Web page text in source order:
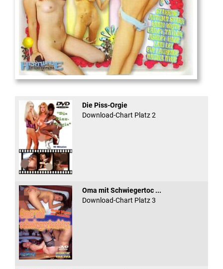
And Confused #8 - ...
Die Piss-Orgie
Download-Chart Platz 2
Oma mit Schwiegertoc ...
Download-Chart Platz 3